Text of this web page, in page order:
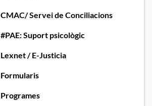
CMAC/ Servei de Conciliacions
#PAE: Suport psicològic
Lexnet / E-Justicia
Formularis
Programes